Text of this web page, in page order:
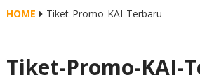
HOME Tiket-Promo-KAI-Terbaru
Tiket-Promo-KAI-